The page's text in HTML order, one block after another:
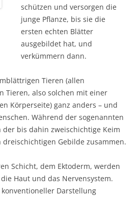
schützen und versorgen die
junge Pflanze, bis sie die
ersten echten Blätter
ausgebildet hat, und
verkümmern dann.
Tieren (allen
Tieren, also solchen mit einer
Körperseite) ganz anders – und
Während der sogenannten
bis dahin zweischichtige Keim
Gebilde zusammen.
Schicht, dem Ektoderm, werden
Haut und das Nervensystem.
Darstellung